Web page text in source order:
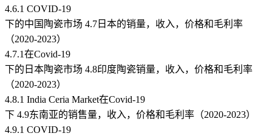
4.6.1 COVID-19
下的中国陶瓷市场 4.7日本的销量，收入，价格和毛利率
（2020-2023）
4.7.1在Covid-19
下的日本陶瓷市场 4.8印度陶瓷销量，收入，价格和毛利率
（2020-2023）
4.8.1 India Ceria Market在Covid-19
下 4.9东南亚的销售量，收入，价格和毛利率（2020-2023）
4.9.1 COVID-19